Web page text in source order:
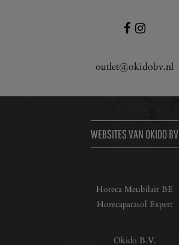
outlet@okidobv.nl
WEBSITES VAN OKIDO BV
Horeca Meubilair BE
Horecaparasol Expert
Okido B.V.